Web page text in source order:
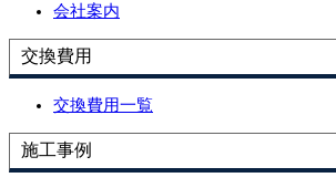
会社案内
交換費用
交換費用一覧
施工事例